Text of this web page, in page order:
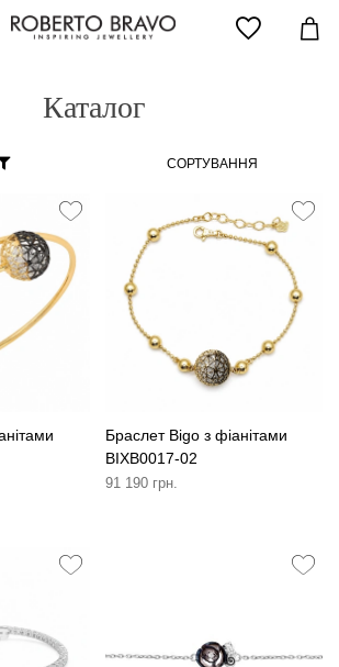
Каталог
СОРТУВАННЯ
Браслет Bigo з фіанітами
BIXB0017-02
91 190 грн.